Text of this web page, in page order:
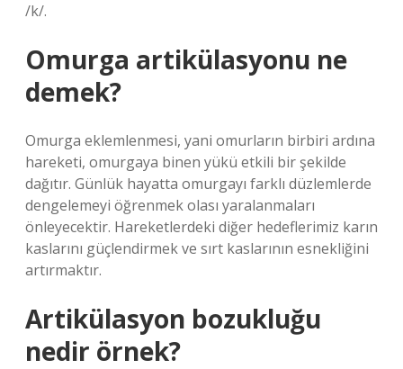
/k/.
Omurga artikülasyonu ne
demek?
Omurga eklemlenmesi, yani omurların birbiri ardına
hareketi, omurgaya binen yükü etkili bir şekilde
dağıtır. Günlük hayatta omurgayı farklı düzlemlerde
dengelemeyi öğrenmek olası yaralanmaları
önleyecektir. Hareketlerdeki diğer hedeflerimiz karın
kaslarını güçlendirmek ve sırt kaslarının esnekliğini
artırmaktır.
Artikülasyon bozukluğu
nedir örnek?